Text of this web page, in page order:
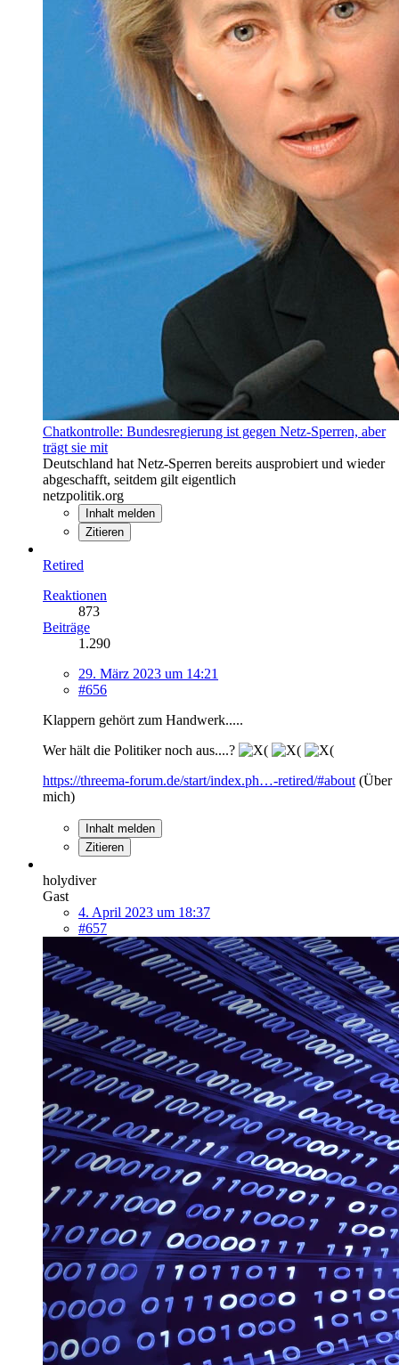
Chatkontrolle: Bundesregierung ist gegen Netz-Sperren, aber
trägt sie mit
Deutschland hat Netz-Sperren bereits ausprobiert und wieder
abgeschafft, seitdem gilt eigentlich
netzpolitik.org
Inhalt melden
Zitieren
Retired
Reaktionen
873
Beiträge
1.290
29. März 2023 um 14:21
#656
Klappern gehört zum Handwerk.....
Wer hält die Politiker noch aus....?
https://threema-forum.de/start/index.ph…-retired/#about (Über
mich)
Inhalt melden
Zitieren
holydiver
Gast
4. April 2023 um 18:37
#657